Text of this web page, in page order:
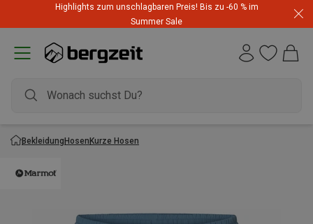
Highlights zum unschlagbaren Preis! Bis zu -60 % im
Summer Sale
BekleidungHosenKurze Hosen